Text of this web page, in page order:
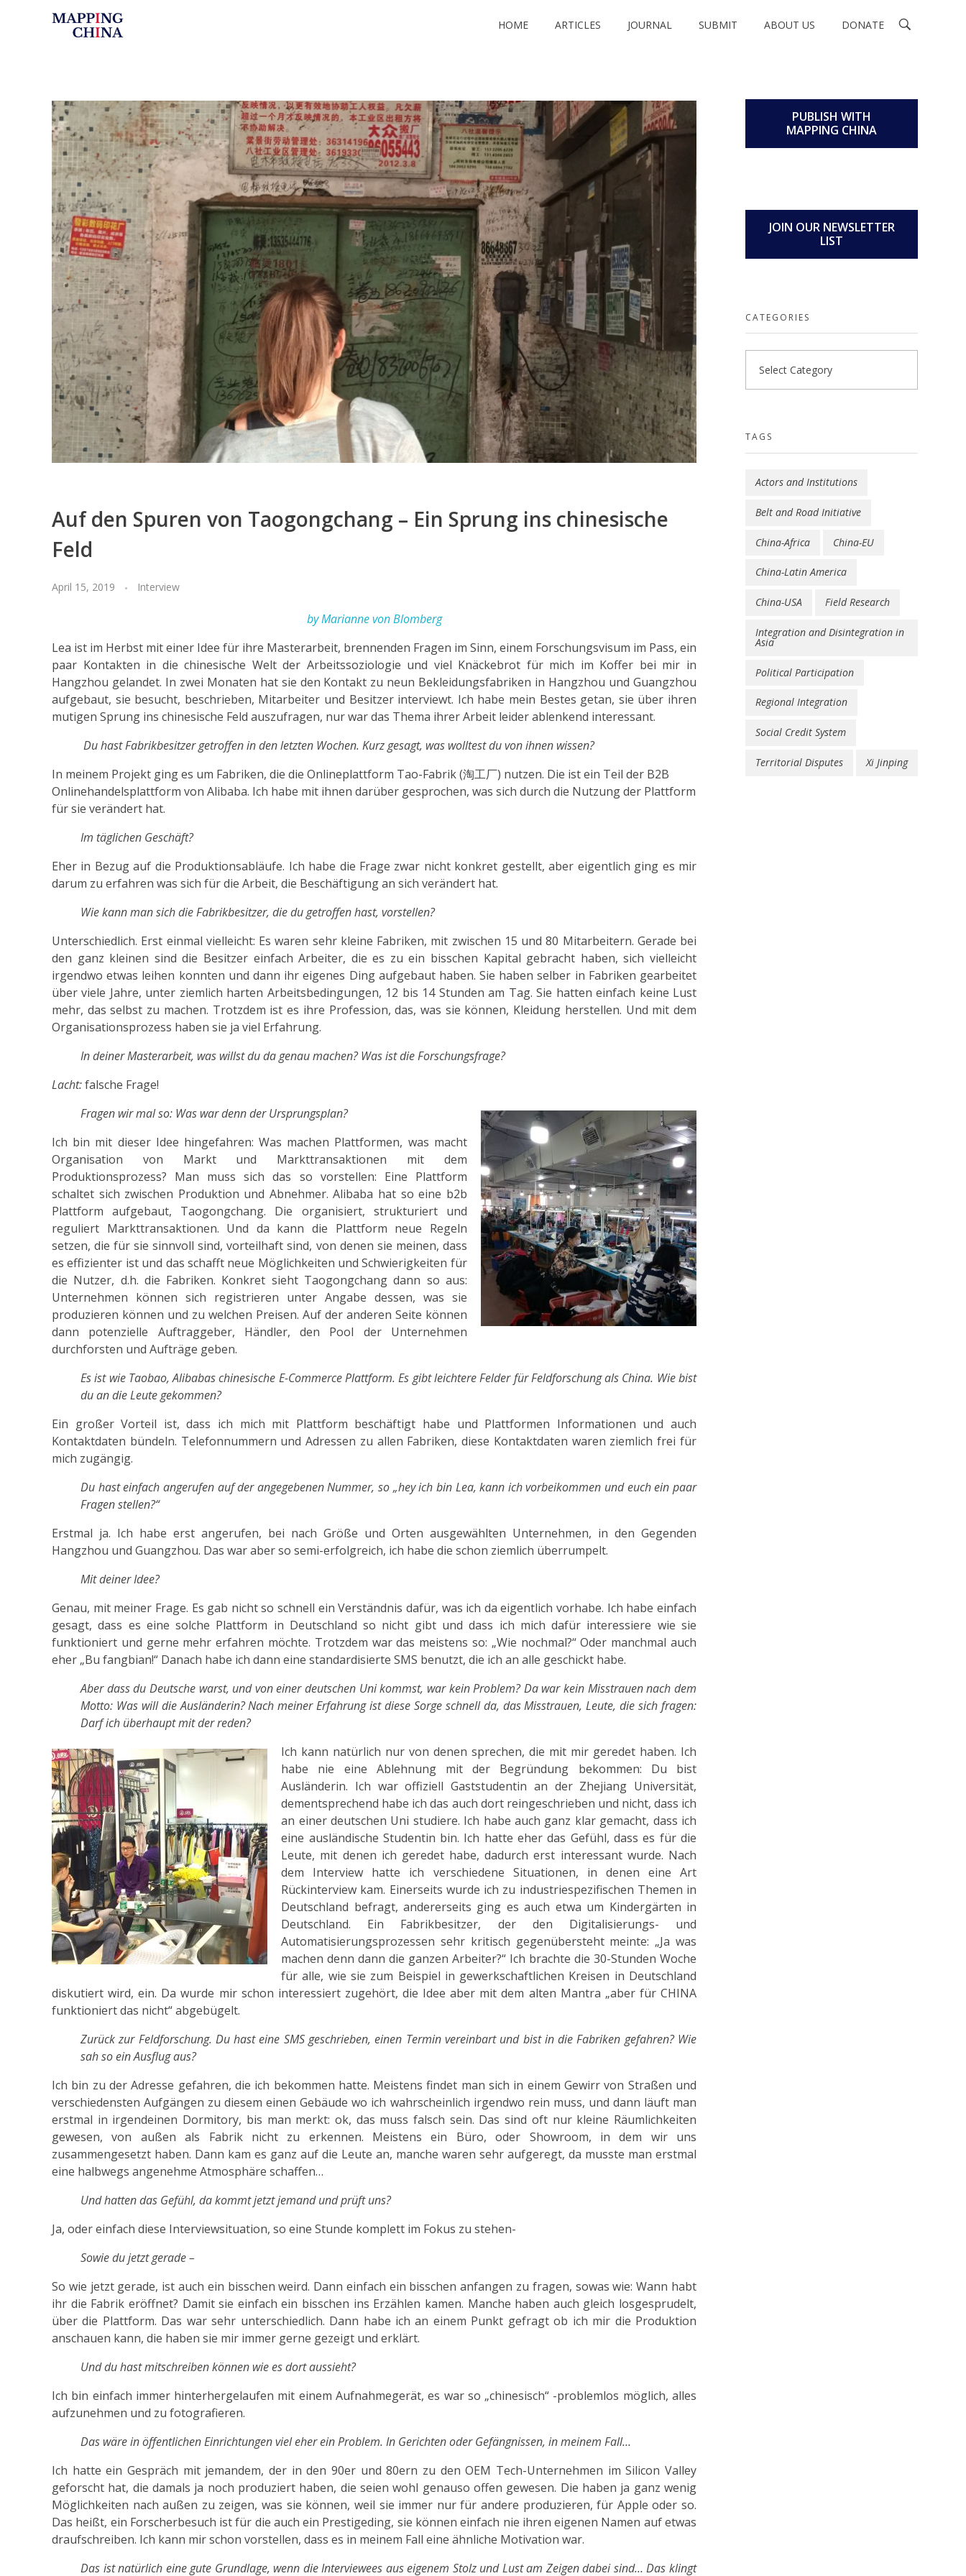
HOME ARTICLES JOURNAL SUBMIT ABOUT US DONATE
Auf den Spuren von Taogongchang – Ein Sprung ins chinesische
Feld
April 15, 2019 Interview
by Marianne von Blomberg
Lea ist im Herbst mit einer Idee für ihre Masterarbeit, brennenden Fragen im Sinn, einem Forschungsvisum im Pass, ein
paar Kontakten in die chinesische Welt der Arbeitssoziologie und viel Knäckebrot für mich im Koffer bei mir in
Hangzhou gelandet. In zwei Monaten hat sie den Kontakt zu neun Bekleidungsfabriken in Hangzhou und Guangzhou
aufgebaut, sie besucht, beschrieben, Mitarbeiter und Besitzer interviewt. Ich habe mein Bestes getan, sie über ihren
mutigen Sprung ins chinesische Feld auszufragen, nur war das Thema ihrer Arbeit leider ablenkend interessant.
Du hast Fabrikbesitzer getroffen in den letzten Wochen. Kurz gesagt, was wolltest du von ihnen wissen?
In meinem Projekt ging es um Fabriken, die die Onlineplattform Tao-Fabrik (淘工厂) nutzen. Die ist ein Teil der B2B
Onlinehandelsplattform von Alibaba. Ich habe mit ihnen darüber gesprochen, was sich durch die Nutzung der Plattform
für sie verändert hat.
Im täglichen Geschäft?
Eher in Bezug auf die Produktionsabläufe. Ich habe die Frage zwar nicht konkret gestellt, aber eigentlich ging es mir
darum zu erfahren was sich für die Arbeit, die Beschäftigung an sich verändert hat.
Wie kann man sich die Fabrikbesitzer, die du getroffen hast, vorstellen?
Unterschiedlich. Erst einmal vielleicht: Es waren sehr kleine Fabriken, mit zwischen 15 und 80 Mitarbeitern. Gerade bei
den ganz kleinen sind die Besitzer einfach Arbeiter, die es zu ein bisschen Kapital gebracht haben, sich vielleicht
irgendwo etwas leihen konnten und dann ihr eigenes Ding aufgebaut haben. Sie haben selber in Fabriken gearbeitet
über viele Jahre, unter ziemlich harten Arbeitsbedingungen, 12 bis 14 Stunden am Tag. Sie hatten einfach keine Lust
mehr, das selbst zu machen. Trotzdem ist es ihre Profession, das, was sie können, Kleidung herstellen. Und mit dem
Organisationsprozess haben sie ja viel Erfahrung.
In deiner Masterarbeit, was willst du da genau machen? Was ist die Forschungsfrage?
Lacht:falsche Frage!
Fragen wir mal so: Was war denn der Ursprungsplan?
Ich bin mit dieser Idee hingefahren: Was machen Plattformen, was macht
Organisation von Markt und Markttransaktionen mit dem
Produktionsprozess? Man muss sich das so vorstellen: Eine Plattform
schaltet sich zwischen Produktion und Abnehmer. Alibaba hat so eine b2b
Plattform aufgebaut, Taogongchang. Die organisiert, strukturiert und
reguliert Markttransaktionen. Und da kann die Plattform neue Regeln
setzen, die für sie sinnvoll sind, vorteilhaft sind, von denen sie meinen, dass
es effizienter ist und das schafft neue Möglichkeiten und Schwierigkeiten für
die Nutzer, d.h. die Fabriken. Konkret sieht Taogongchang dann so aus:
Unternehmen können sich registrieren unter Angabe dessen, was sie
produzieren können und zu welchen Preisen. Auf der anderen Seite können
dann potenzielle Auftraggeber, Händler, den Pool der Unternehmen
durchforsten und Aufträge geben.
Es ist wie Taobao, Alibabas chinesische E-Commerce Plattform. Es gibt leichtere Felder für Feldforschung als China. Wie bist
du an die Leute gekommen?
Ein großer Vorteil ist, dass ich mich mit Plattform beschäftigt habe und Plattformen Informationen und auch
Kontaktdaten bündeln. Telefonnummern und Adressen zu allen Fabriken, diese Kontaktdaten waren ziemlich frei für
mich zugängig.
Du hast einfach angerufen auf der angegebenen Nummer, so „hey ich bin Lea, kann ich vorbeikommen und euch ein paar
Fragen stellen?“
Erstmal ja. Ich habe erst angerufen, bei nach Größe und Orten ausgewählten Unternehmen, in den Gegenden
Hangzhou und Guangzhou. Das war aber so semi-erfolgreich, ich habe die schon ziemlich überrumpelt.
Mit deiner Idee?
Genau, mit meiner Frage. Es gab nicht so schnell ein Verständnis dafür, was ich da eigentlich vorhabe. Ich habe einfach
gesagt, dass es eine solche Plattform in Deutschland so nicht gibt und dass ich mich dafür interessiere wie sie
funktioniert und gerne mehr erfahren möchte. Trotzdem war das meistens so: „Wie nochmal?“ Oder manchmal auch
eher „Bu fangbian!“ Danach habe ich dann eine standardisierte SMS benutzt, die ich an alle geschickt habe.
Aber dass du Deutsche warst, und von einer deutschen Uni kommst, war kein Problem? Da war kein Misstrauen nach dem
Motto: Was will die Ausländerin? Nach meiner Erfahrung ist diese Sorge schnell da, das Misstrauen, Leute, die sich fragen:
Darf ich überhaupt mit der reden?
Ich kann natürlich nur von denen sprechen, die mit mir geredet haben. Ich
habe nie eine Ablehnung mit der Begründung bekommen: Du bist
Ausländerin. Ich war offiziell Gaststudentin an der Zhejiang Universität,
dementsprechend habe ich das auch dort reingeschrieben und nicht, dass ich
an einer deutschen Uni studiere. Ich habe auch ganz klar gemacht, dass ich
eine ausländische Studentin bin. Ich hatte eher das Gefühl, dass es für die
Leute, mit denen ich geredet habe, dadurch erst interessant wurde. Nach
dem Interview hatte ich verschiedene Situationen, in denen eine Art
Rückinterview kam. Einerseits wurde ich zu industriespezifischen Themen in
Deutschland befragt, andererseits ging es auch etwa um Kindergärten in
Deutschland. Ein Fabrikbesitzer, der den Digitalisierungs- und
Automatisierungsprozessen sehr kritisch gegenübersteht meinte: „Ja was
machen denn dann die ganzen Arbeiter?“ Ich brachte die 30-Stunden Woche
für alle, wie sie zum Beispiel in gewerkschaftlichen Kreisen in Deutschland
diskutiert wird, ein. Da wurde mir schon interessiert zugehört, die Idee aber mit dem alten Mantra „aber für CHINA
funktioniert das nicht“ abgebügelt.
Zurück zur Feldforschung. Du hast eine SMS geschrieben, einen Termin vereinbart und bist in die Fabriken gefahren? Wie
sah so ein Ausflug aus?
Ich bin zu der Adresse gefahren, die ich bekommen hatte. Meistens findet man sich in einem Gewirr von Straßen und
verschiedensten Aufgängen zu diesem einen Gebäude wo ich wahrscheinlich irgendwo rein muss, und dann läuft man
erstmal in irgendeinen Dormitory, bis man merkt: ok, das muss falsch sein. Das sind oft nur kleine Räumlichkeiten
gewesen, von außen als Fabrik nicht zu erkennen. Meistens ein Büro, oder Showroom, in dem wir uns
zusammengesetzt haben. Dann kam es ganz auf die Leute an, manche waren sehr aufgeregt, da musste man erstmal
eine halbwegs angenehme Atmosphäre schaffen…
Und hatten das Gefühl, da kommt jetzt jemand und prüft uns?
Ja, oder einfach diese Interviewsituation, so eine Stunde komplett im Fokus zu stehen-
Sowie du jetzt gerade –
So wie jetzt gerade, ist auch ein bisschen weird. Dann einfach ein bisschen anfangen zu fragen, sowas wie: Wann habt
ihr die Fabrik eröffnet? Damit sie einfach ein bisschen ins Erzählen kamen. Manche haben auch gleich losgesprudelt,
über die Plattform. Das war sehr unterschiedlich. Dann habe ich an einem Punkt gefragt ob ich mir die Produktion
anschauen kann, die haben sie mir immer gerne gezeigt und erklärt.
Und du hast mitschreiben können wie es dort aussieht?
Ich bin einfach immer hinterhergelaufen mit einem Aufnahmegerät, es war so „chinesisch“ -problemlos möglich, alles
aufzunehmen und zu fotografieren.
Das wäre in öffentlichen Einrichtungen viel eher ein Problem. In Gerichten oder Gefängnissen, in meinem Fall…
Ich hatte ein Gespräch mit jemandem, der in den 90er und 80ern zu den OEM Tech-Unternehmen im Silicon Valley
geforscht hat, die damals ja noch produziert haben, die seien wohl genauso offen gewesen. Die haben ja ganz wenig
Möglichkeiten nach außen zu zeigen, was sie können, weil sie immer nur für andere produzieren, für Apple oder so.
Das heißt, ein Forscherbesuch ist für die auch ein Prestigeding, sie können einfach nie ihren eigenen Namen auf etwas
draufschreiben. Ich kann mir schon vorstellen, dass es in meinem Fall eine ähnliche Motivation war.
Das ist natürlich eine gute Grundlage, wenn die Interviewees aus eigenem Stolz und Lust am Zeigen dabei sind… Das klingt
PUBLISH WITH
MAPPING CHINA
JOIN OUR NEWSLETTER
LIST
CATEGORIES
TAGS
Actors and Institutions
Belt and Road Initiative
China-Africa China-EU
China-Latin America
China-USA Field Research
Integration and Disintegration in
Asia
Political Participation
Regional Integration
Social Credit System
Territorial Disputes Xi Jinping